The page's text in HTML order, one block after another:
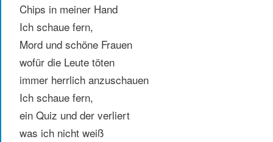
Chips in meiner Hand
Ich schaue fern,
Mord und schöne Frauen
wofür die Leute töten
immer herrlich anzuschauen
Ich schaue fern,
ein Quiz und der verliert
was ich nicht weiß